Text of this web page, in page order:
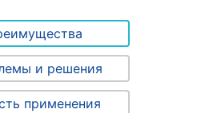
и решения
применения